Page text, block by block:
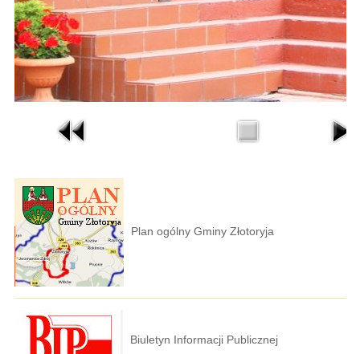
Plan ogólny Gminy Złotoryja
Biuletyn Informacji Publicznej